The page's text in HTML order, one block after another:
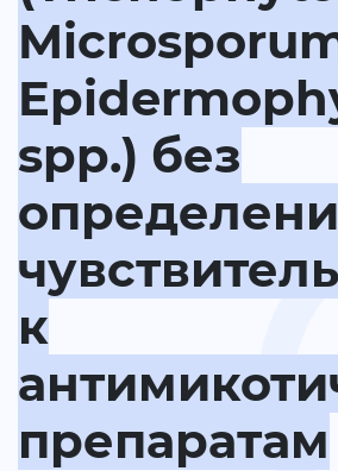
spp.) без
к
препаратам